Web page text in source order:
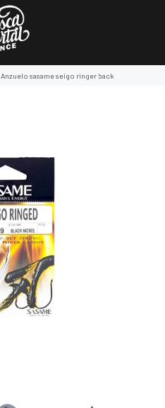
Anzuelo sasame seigo ringer back